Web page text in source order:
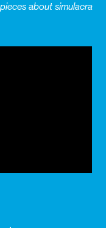
about simulacra